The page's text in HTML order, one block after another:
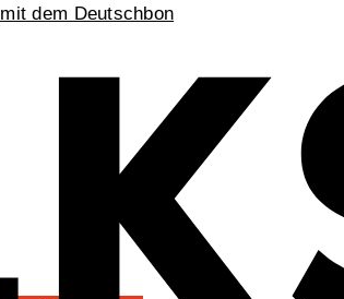
mit dem Deutschbon